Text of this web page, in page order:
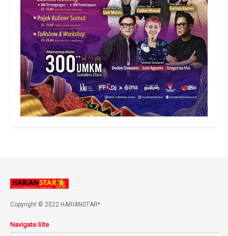
Copyright © 2022 HARIANSTAR*
Navigate Site